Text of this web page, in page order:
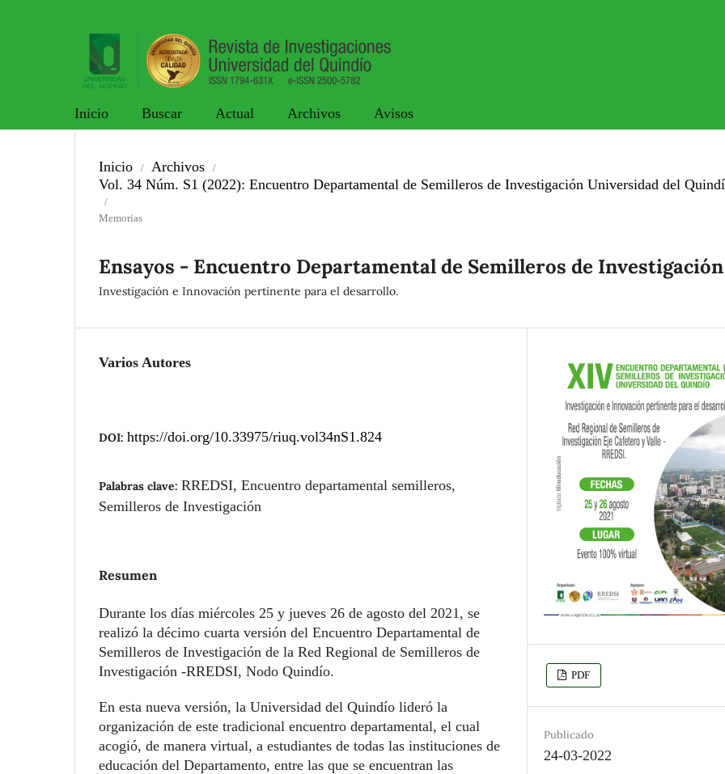
Inicio Buscar Actual Archivos Avisos
Inicio / Archivos /
Vol. 34 Núm. S1 (2022): Encuentro Departamental de Semilleros de Investigación Universidad del
/
Memorias
Ensayos - Encuentro Departamental de Semilleros de Investigación
Investigación e Innovación pertinente para el desarrollo.
Varios Autores
DOI: https://doi.org/10.33975/riuq.vol34nS1.824
Palabras clave: RREDSI, Encuentro departamental semilleros,
Semilleros de Investigación
Resumen
Durante los días miércoles 25 y jueves 26 de agosto del 2021, se
realizó la décimo cuarta versión del Encuentro Departamental de
Semilleros de Investigación de la Red Regional de Semilleros de
Investigación -RREDSI, Nodo Quindío.
En esta nueva versión, la Universidad del Quindío lideró la
organización de este tradicional encuentro departamental, el cual
acogió, de manera virtual, a estudiantes de todas las instituciones de
educación del Departamento, entre las que se encuentran las
PDF
Publicado
24-03-2022